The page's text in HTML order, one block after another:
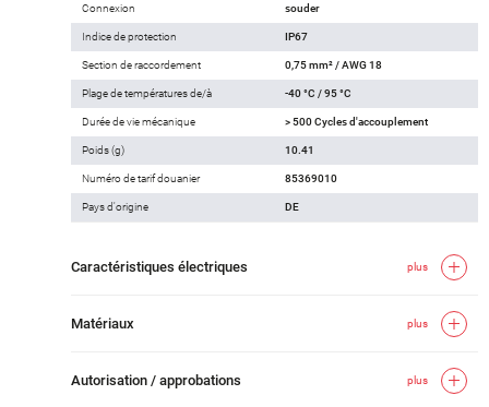
Connexion souder
Indice de protection IP67
Section de raccordement 0,75 mm² / AWG 18
Plage de températures de/à -40 °C / 95 °C
Durée de vie mécanique > 500 Cycles d'accouplement
Poids (g) 10.41
Numéro de tarif douanier 85369010
Pays d'origine DE
Caractéristiques électriques plus
Matériaux plus
Autorisation / approbations plus